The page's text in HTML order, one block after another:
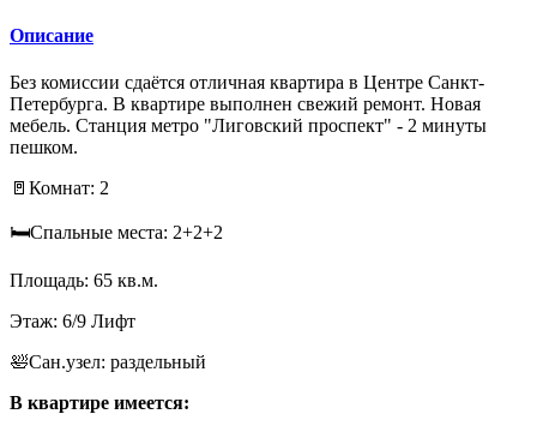
Описание
Без комиссии сдаётся отличная квартира в Центре Санкт-
Петербурга. В квартире выполнен свежий ремонт. Новая
мебель. Станция метро "Лиговский проспект" - 2 минуты
пешком.
🚪Комнат: 2
🛏️Спальные места: 2+2+2
Площадь: 65 кв.м.
Этаж: 6/9 Лифт
🛀Сан.узел: раздельный
В квартире имеется: